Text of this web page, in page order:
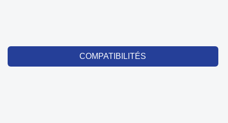
COMPATIBILITÉS